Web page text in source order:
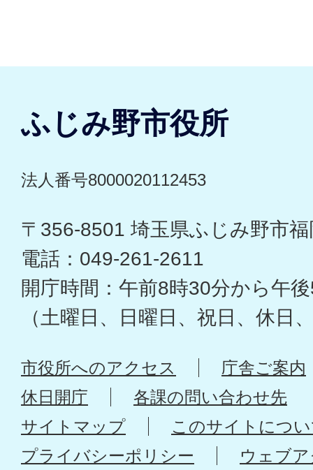
ふじみ野市役所
法人番号8000020112453
〒356-8501 埼玉県ふじみ野市
電話：049-261-2611
開庁時間：午前8時30分から午
（土曜日、日曜日、祝日、休日
市役所へのアクセス
庁舎ご案内
休日開庁
各課の問い合わせ先
サイトマップ
このサイトにつ
プライバシーポリシー
ウェブ